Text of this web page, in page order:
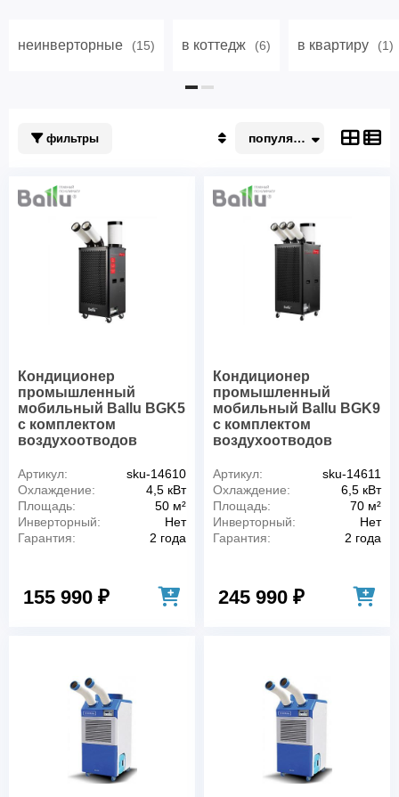
неинверторные (15) в коттедж (6) в квартиру (1)
фильтры
Недорогие
Дорогие
популярные
Кондиционер
промышленный
мобильный Ballu BGK5
с комплектом
воздухоотводов
Артикул:
sku-14610
Охлаждение:
4,5 кВт
Площадь:
50 м²
Инверторный:
Нет
Гарантия:
2 года
155 990 ₽
Кондиционер
промышленный
мобильный Ballu BGK9
с комплектом
воздухоотводов
Артикул:
sku-14611
Охлаждение:
6,5 кВт
Площадь:
70 м²
Инверторный:
Нет
Гарантия:
2 года
245 990 ₽